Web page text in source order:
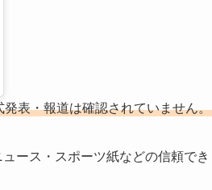
表・報道は確認されていません。
ース・スポーツ紙などの信頼でき